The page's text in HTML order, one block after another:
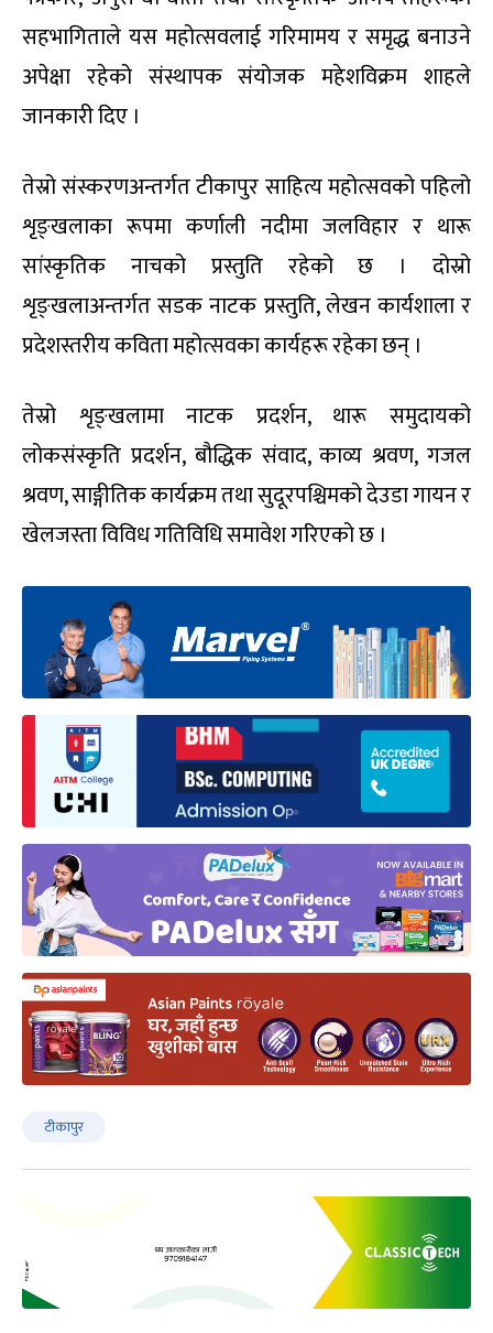
सहभागिताले यस महोत्सवलाई गरिमामय र समृद्ध बनाउने
अपेक्षा रहेको संस्थापक संयोजक महेशविक्रम शाहले
जानकारी दिए ।
तेस्रो संस्करणअन्तर्गत टीकापुर साहित्य महोत्सवको पहिलो
शृङ्खलाका रूपमा कर्णाली नदीमा जलविहार र थारू
सांस्कृतिक नाचको प्रस्तुति रहेको छ । दोस्रो
शृङ्खलाअन्तर्गत सडक नाटक प्रस्तुति, लेखन कार्यशाला र
प्रदेशस्तरीय कविता महोत्सवका कार्यहरू रहेका छन् ।
तेस्रो शृङ्खलामा नाटक प्रदर्शन, थारू समुदायको
लोकसंस्कृति प्रदर्शन, बौद्धिक संवाद, काव्य श्रवण, गजल
श्रवण, साङ्गीतिक कार्यक्रम तथा सुदूरपश्चिमको देउडा गायन र
खेलजस्ता विविध गतिविधि समावेश गरिएको छ ।
टीकापुर